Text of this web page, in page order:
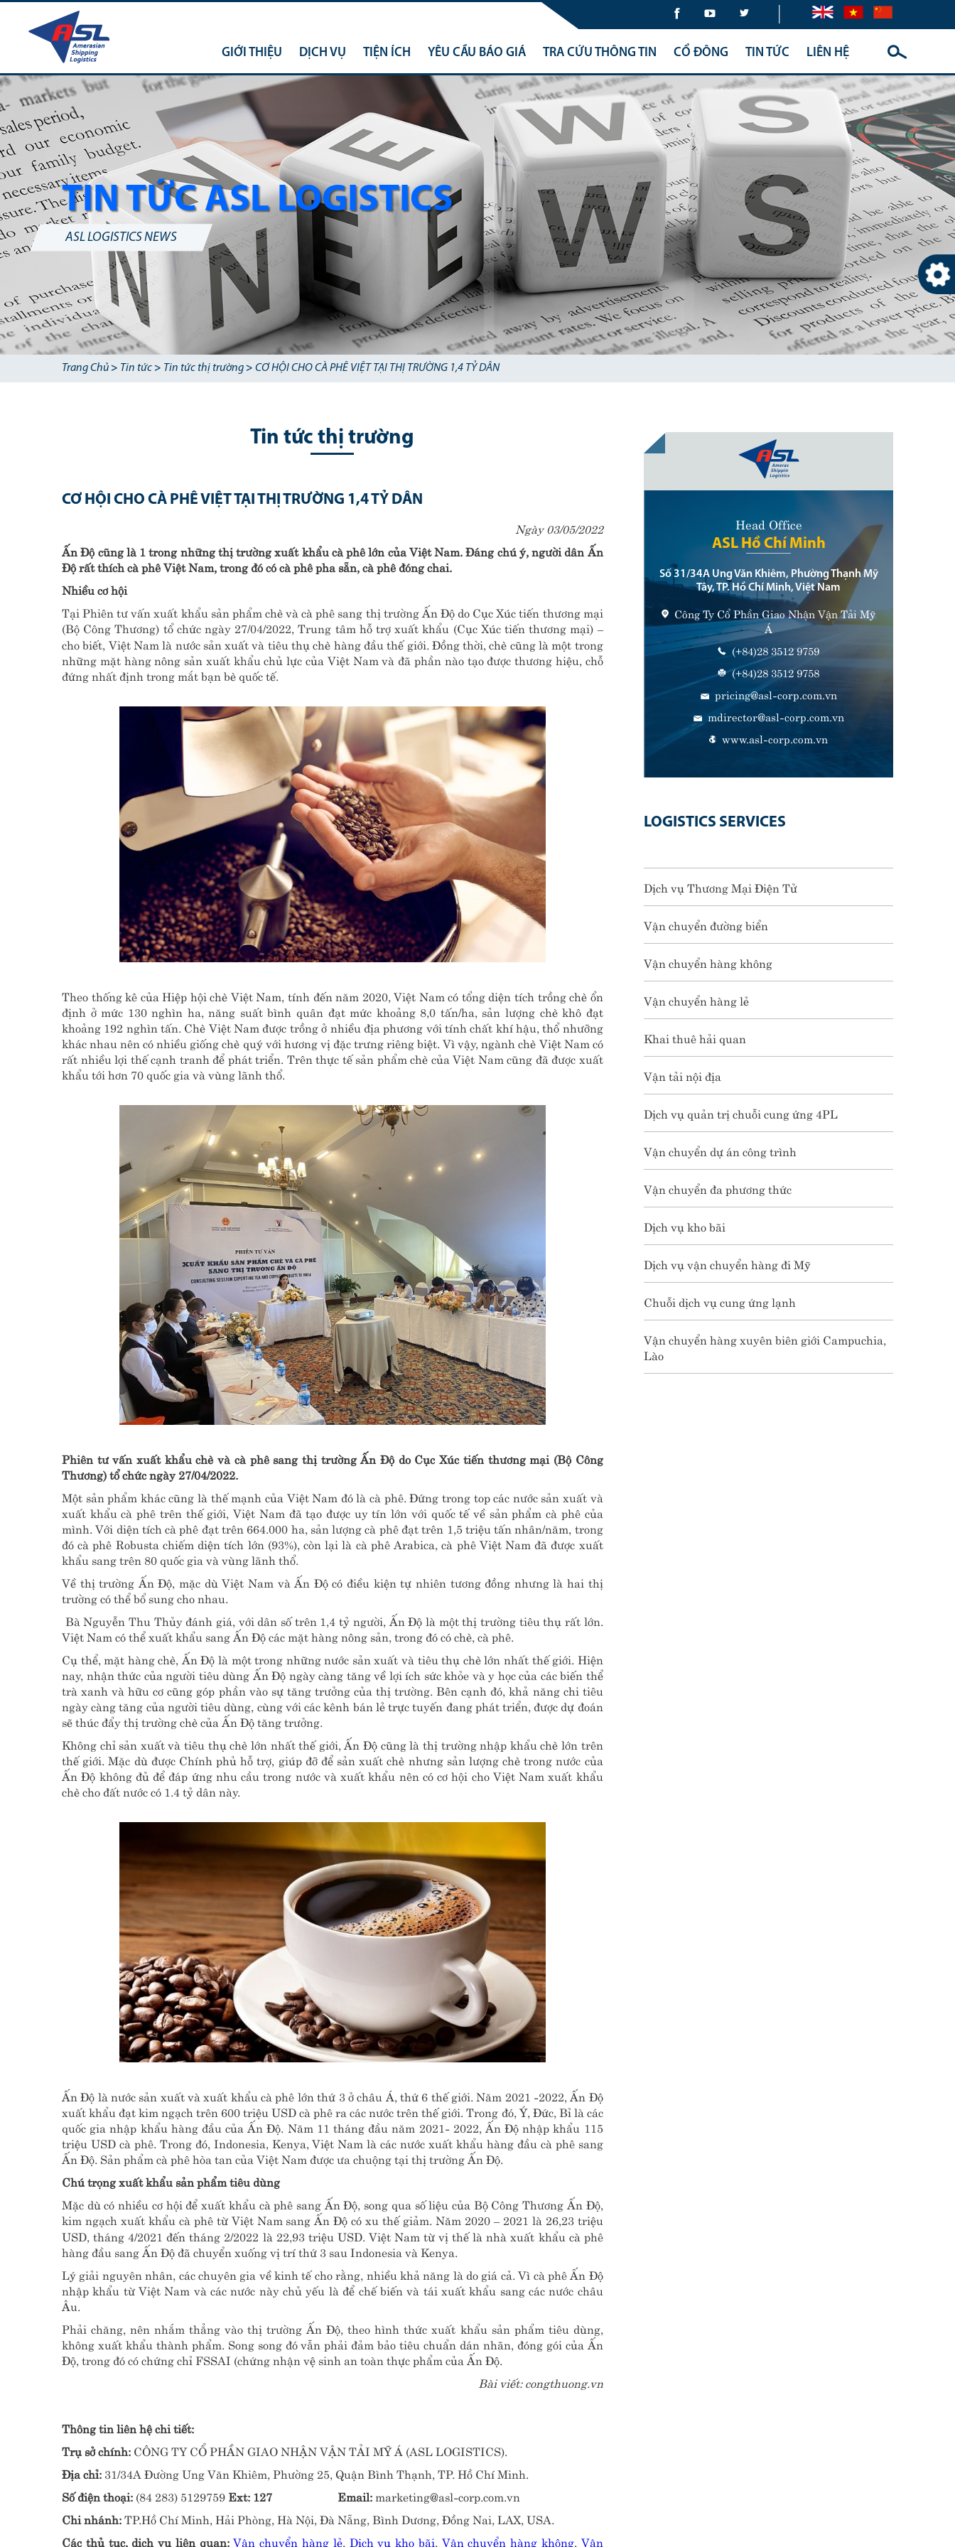
GIỚI THIỆU DỊCH VỤ TIỆN ÍCH YÊU CẦU BÁO GIÁ TRA CỨU THÔNG TIN CỔ ĐÔNG TIN TỨC LIÊN HỆ
TIN TỨC ASL LOGISTICS
ASL LOGISTICS NEWS
Trang Chủ > Tin tức > Tin tức thị trường > CƠ HỘI CHO CÀ PHÊ VIỆT TẠI THỊ TRƯỜNG 1,4 TỶ DÂN
Tin tức thị trường
CƠ HỘI CHO CÀ PHÊ VIỆT TẠI THỊ TRƯỜNG 1,4 TỶ DÂN
Ngày 03/05/2022
Ấn Độ cũng là 1 trong những thị trường xuất khẩu cà phê lớn của Việt Nam. Đáng chú ý, người dân Ấn
Độ rất thích cà phê Việt Nam, trong đó có cà phê pha sẵn, cà phê đóng chai.
Nhiều cơ hội
Tại Phiên tư vấn xuất khẩu sản phẩm chè và cà phê sang thị trường Ấn Độ do Cục Xúc tiến thương mại
(Bộ Công Thương) tổ chức ngày 27/04/2022, Trung tâm hỗ trợ xuất khẩu (Cục Xúc tiến thương mại) –
cho biết, Việt Nam là nước sản xuất và tiêu thụ chè hàng đầu thế giới. Đồng thời, chè cũng là một trong
những mặt hàng nông sản xuất khẩu chủ lực của Việt Nam và đã phần nào tạo được thương hiệu, chỗ
đứng nhất định trong mắt bạn bè quốc tế.
Theo thống kê của Hiệp hội chè Việt Nam, tính đến năm 2020, Việt Nam có tổng diện tích trồng chè ổn
định ở mức 130 nghìn ha, năng suất bình quân đạt mức khoảng 8,0 tấn/ha, sản lượng chè khô đạt
khoảng 192 nghìn tấn. Chè Việt Nam được trồng ở nhiều địa phương với tính chất khí hậu, thổ nhưỡng
khác nhau nên có nhiều giống chè quý với hương vị đặc trưng riêng biệt. Vì vậy, ngành chè Việt Nam có
rất nhiều lợi thế cạnh tranh để phát triển. Trên thực tế sản phẩm chè của Việt Nam cũng đã được xuất
khẩu tới hơn 70 quốc gia và vùng lãnh thổ.
Phiên tư vấn xuất khẩu chè và cà phê sang thị trường Ấn Độ do Cục Xúc tiến thương mại (Bộ Công
Thương) tổ chức ngày 27/04/2022.
Một sản phẩm khác cũng là thế mạnh của Việt Nam đó là cà phê. Đứng trong top các nước sản xuất và
xuất khẩu cà phê trên thế giới, Việt Nam đã tạo được uy tín lớn với quốc tế về sản phẩm cà phê của
mình. Với diện tích cà phê đạt trên 664.000 ha, sản lượng cà phê đạt trên 1,5 triệu tấn nhân/năm, trong
đó cà phê Robusta chiếm diện tích lớn (93%), còn lại là cà phê Arabica, cà phê Việt Nam đã được xuất
khẩu sang trên 80 quốc gia và vùng lãnh thổ.
Về thị trường Ấn Độ, mặc dù Việt Nam và Ấn Độ có điều kiện tự nhiên tương đồng nhưng là hai thị
trường có thể bổ sung cho nhau.
Bà Nguyễn Thu Thủy đánh giá, với dân số trên 1,4 tỷ người, Ấn Độ là một thị trường tiêu thụ rất lớn.
Việt Nam có thể xuất khẩu sang Ấn Độ các mặt hàng nông sản, trong đó có chè, cà phê.
Cụ thể, mặt hàng chè, Ấn Độ là một trong những nước sản xuất và tiêu thụ chè lớn nhất thế giới. Hiện
nay, nhận thức của người tiêu dùng Ấn Độ ngày càng tăng về lợi ích sức khỏe và y học của các biến thể
trà xanh và hữu cơ cũng góp phần vào sự tăng trưởng của thị trường. Bên cạnh đó, khả năng chi tiêu
ngày càng tăng của người tiêu dùng, cùng với các kênh bán lẻ trực tuyến đang phát triển, được dự đoán
sẽ thúc đẩy thị trường chè của Ấn Độ tăng trưởng.
Không chỉ sản xuất và tiêu thụ chè lớn nhất thế giới, Ấn Độ cũng là thị trường nhập khẩu chè lớn trên
thế giới. Mặc dù được Chính phủ hỗ trợ, giúp đỡ để sản xuất chè nhưng sản lượng chè trong nước của
Ấn Độ không đủ để đáp ứng nhu cầu trong nước và xuất khẩu nên có cơ hội cho Việt Nam xuất khẩu
chè cho đất nước có 1.4 tỷ dân này.
Ấn Độ là nước sản xuất và xuất khẩu cà phê lớn thứ 3 ở châu Á, thứ 6 thế giới. Năm 2021 -2022, Ấn Độ
xuất khẩu đạt kim ngạch trên 600 triệu USD cà phê ra các nước trên thế giới. Trong đó, Ý, Đức, Bỉ là các
quốc gia nhập khẩu hàng đầu của Ấn Độ. Năm 11 tháng đầu năm 2021- 2022, Ấn Độ nhập khẩu 115
triệu USD cà phê. Trong đó, Indonesia, Kenya, Việt Nam là các nước xuất khẩu hàng đầu cà phê sang
Ấn Độ. Sản phẩm cà phê hòa tan của Việt Nam được ưa chuộng tại thị trường Ấn Độ.
Chú trọng xuất khẩu sản phẩm tiêu dùng
Mặc dù có nhiều cơ hội để xuất khẩu cà phê sang Ấn Độ, song qua số liệu của Bộ Công Thương Ấn Độ,
kim ngạch xuất khẩu cà phê từ Việt Nam sang Ấn Độ có xu thế giảm. Năm 2020 – 2021 là 26,23 triệu
USD, tháng 4/2021 đến tháng 2/2022 là 22,93 triệu USD. Việt Nam từ vị thế là nhà xuất khẩu cà phê
hàng đầu sang Ấn Độ đã chuyển xuống vị trí thứ 3 sau Indonesia và Kenya.
Lý giải nguyên nhân, các chuyên gia về kinh tế cho rằng, nhiều khả năng là do giá cả. Vì cà phê Ấn Độ
nhập khẩu từ Việt Nam và các nước này chủ yếu là để chế biến và tái xuất khẩu sang các nước châu
Âu.
Phải chăng, nên nhắm thẳng vào thị trường Ấn Độ, theo hình thức xuất khẩu sản phẩm tiêu dùng,
không xuất khẩu thành phẩm. Song song đó vẫn phải đảm bảo tiêu chuẩn dán nhãn, đóng gói của Ấn
Độ, trong đó có chứng chỉ FSSAI (chứng nhận vệ sinh an toàn thực phẩm của Ấn Độ.
Bài viết: congthuong.vn
Thông tin liên hệ chi tiết:
Trụ sở chính: CÔNG TY CỔ PHẦN GIAO NHẬN VẬN TẢI MỸ Á (ASL LOGISTICS).
Địa chỉ: 31/34A Đường Ung Văn Khiêm, Phường 25, Quận Bình Thạnh, TP. Hồ Chí Minh.
Số điện thoại: (84 283) 5129759 Ext: 127 Email: marketing@asl-corp.com.vn
Chi nhánh:TP.Hồ Chí Minh, Hải Phòng, Hà Nội, Đà Nẵng, Bình Dương, Đồng Nai, LAX, USA.
Các thủ tục, dịch vụ liên quan: Vận chuyển hàng lẻ, Dịch vụ kho bãi Vận chuyển hàng không, Vận
Head Office
ASL Hồ Chí Minh
Số 31/34A Ung Văn Khiêm, Phường Thạnh Mỹ
Tây, TP. Hồ Chí Minh, Việt Nam
Công Ty Cổ Phần Giao Nhận Vận Tải Mỹ
Á
(+84)28 3512 9759
(+84)28 3512 9758
pricing@asl-corp.com.vn
mdirector@asl-corp.com.vn
www.asl-corp.com.vn
LOGISTICS SERVICES
Dịch vụ Thương Mại Điện Tử
Vận chuyển đường biển
Vận chuyển hàng không
Vận chuyển hàng lẻ
Khai thuê hải quan
Vận tải nội địa
Dịch vụ quản trị chuỗi cung ứng 4PL
Vận chuyển dự án công trình
Vận chuyển đa phương thức
Dịch vụ kho bãi
Dịch vụ vận chuyển hàng đi Mỹ
Chuỗi dịch vụ cung ứng lạnh
Vận chuyển hàng xuyên biên giới Campuchia,
Lào